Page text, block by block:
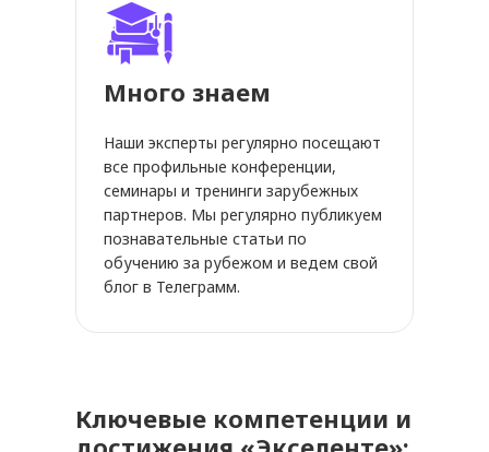
Много знаем
Наши эксперты регулярно посещают
все профильные конференции,
семинары и тренинги зарубежных
партнеров. Мы регулярно публикуем
познавательные статьи по
обучению за рубежом и ведем свой
блог в Телеграмм.
Ключевые компетенции и